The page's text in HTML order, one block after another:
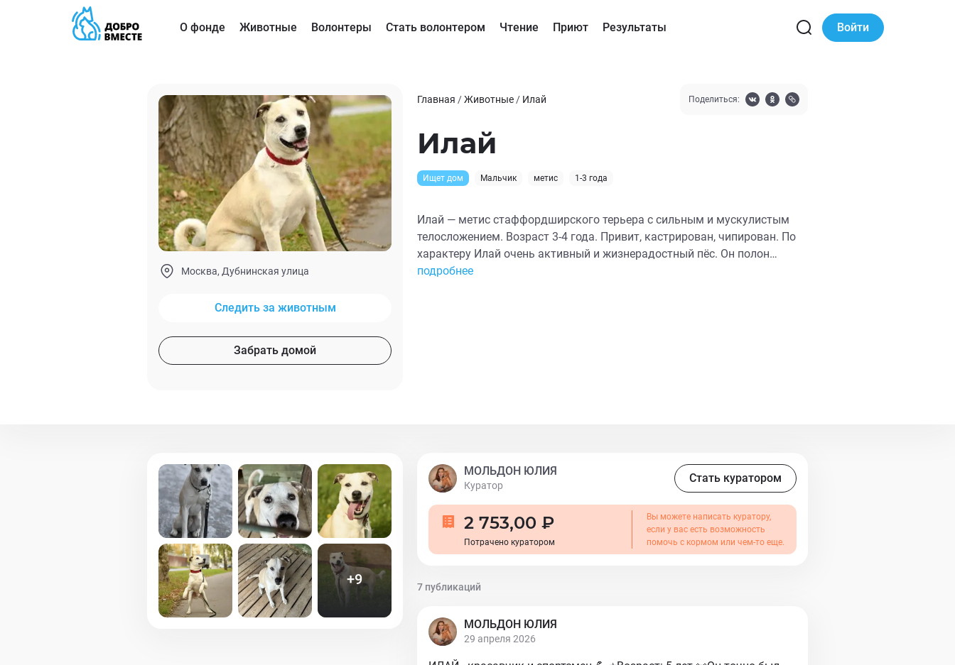
О фонде Животные Волонтеры Стать волонтером Чтение Приют Результаты Войти
Москва, Дубнинская улица
Следить за животным
Забрать домой
Главная /Животные / Илай Поделиться:
Илай
Ищет дом Мальчик метис 1-3 года
Илай — метис стаффордширского терьера с сильным и мускулистым
телосложением. Возраст 3-4 года. Привит, кастрирован, чипирован. По
характеру Илай очень активный и жизнерадостный пёс. Он полон
энергии и всегда готов к весёлым играм и прогулкам. Илай дружелюбен
подробнее
+9
МОЛЬДОН ЮЛИЯ
Куратор
Стать куратором
2 753,00 ₽
Потрачено куратором
Вы можете написать куратору,
если у вас есть возможность
помочь с кормом или чем-то еще.
7 публикаций
МОЛЬДОН ЮЛИЯ
29 апреля 2026